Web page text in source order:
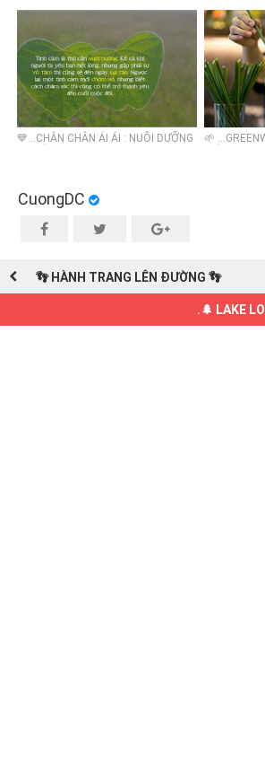
PHIỀN PHỨC NHƯNG MÀ VUI
DỤNG DO
VÂN DU
💙...CHÂN CHÂN ÁI ÁI : NUÔI DƯỠNG
🌱
CuongDC
👣 HÀNH TRANG LÊN ĐƯỜNG 👣
.🌲 LAKE